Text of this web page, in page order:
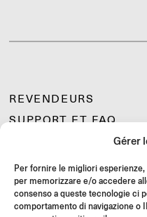
Gérer
Per fornire le migliori
per memorizzare e/o accedere
consenso a queste tecnologie ci
comportamento di navigazione o
REVENDEURS
SUPPORT ET FAQ
INSTRUCTIONS DE
GIFT CARD
OFFRES LIMITÉES